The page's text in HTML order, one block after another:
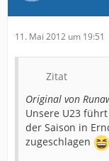
11. Mai 2012 um 19:51
Zitat
Original von
Unsere U23
der Saison in
zugeschlagen